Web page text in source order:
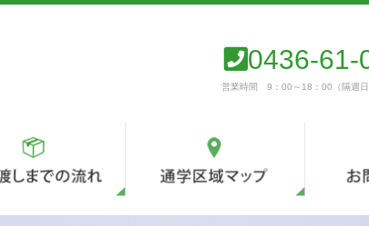
0436-61-
営業時間 9：00～18：00（隔週日